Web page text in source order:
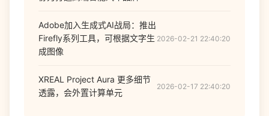
Adobe加入生成式AI战局：推出
Firefly系列工具，可根据文字生
成图像
2026-02-21 22:40:20
XREAL Project Aura 更多细节
透露，会外置计算单元
2026-02-17 22:40:20